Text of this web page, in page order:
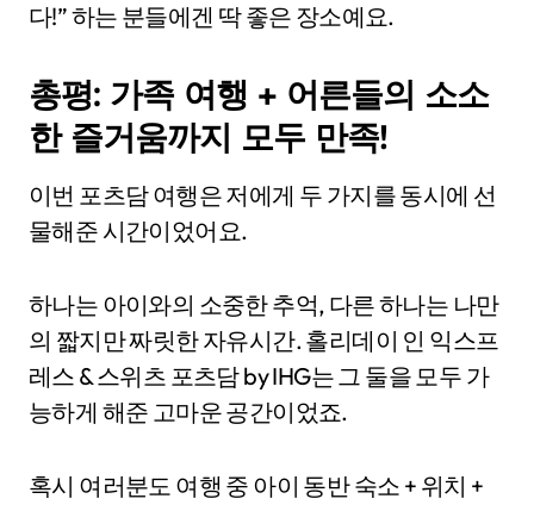
다!” 하는 분들에겐 딱 좋은 장소예요.
총평: 가족 여행 + 어른들의 소소
한 즐거움까지 모두 만족!
이번 포츠담 여행은 저에게 두 가지를 동시에 선
물해준 시간이었어요.
하나는 아이와의 소중한 추억, 다른 하나는 나만
의 짧지만 짜릿한 자유시간. 홀리데이 인 익스프
레스 & 스위츠 포츠담 by IHG는 그 둘을 모두 가
능하게 해준 고마운 공간이었죠.
혹시 여러분도 여행 중 아이 동반 숙소 + 위치 +